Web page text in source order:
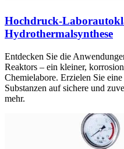
Hochdruck-
Hydrothermalsynthese
Entdecken Sie die
Reaktors – ein kleiner,
Chemielabore. Erzielen Sie
Substanzen auf sichere und
mehr.